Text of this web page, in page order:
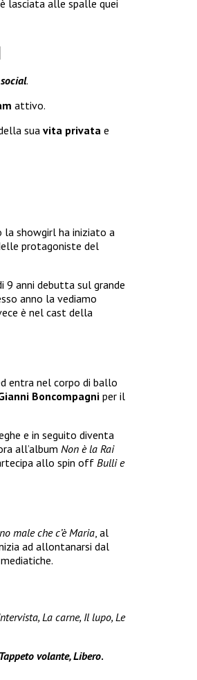
lasciata alle spalle quei
social.
attivo.
sua vita privata e
la showgirl ha iniziato a
protagoniste del
9 anni debutta sul grande
anno la vediamo
è nel cast della
entra nel corpo di ballo
Boncompagni per il
e in seguito diventa
all’album Non è la Rai
allo spin off Bulli e
male che c’è Maria, al
ad allontanarsi dal
La carne, Il lupo, Le
volante, Libero.